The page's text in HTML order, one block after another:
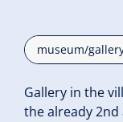
museum/
Gallery in the
the already